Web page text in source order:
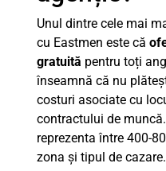
Unul dintre cele mai
cu Eastmen este că
gratuită pentru toți
înseamnă că nu
costuri asociate cu
contractului de
reprezenta între 400-
zona și tipul de cazare.